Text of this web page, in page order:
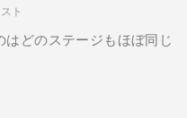
ト
どのステージもほぼ同じ